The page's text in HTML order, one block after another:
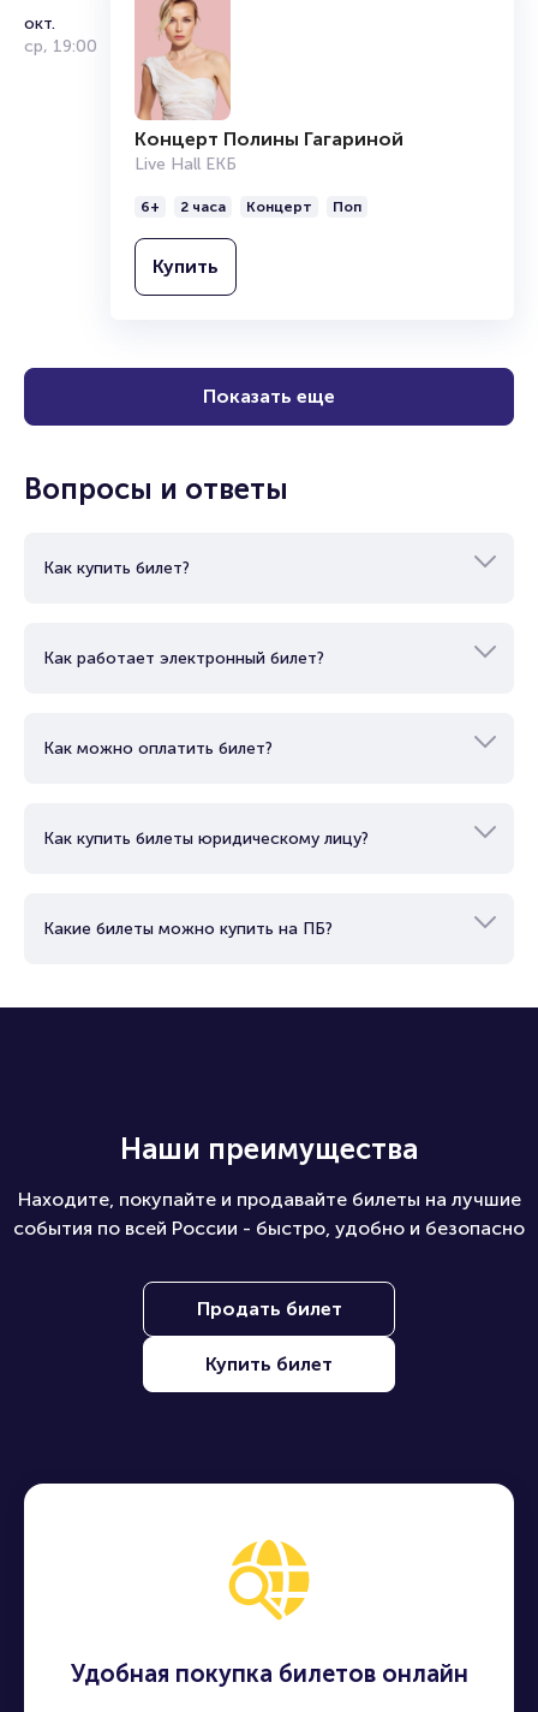
окт.
ср, 19:00
Концерт Полины Гагариной
Live Hall ЕКБ
6+ 2 часа Концерт Поп
Купить
Показать еще
Вопросы и ответы
Как купить билет?
Как работает электронный билет?
Как можно оплатить билет?
Как купить билеты юридическому лицу?
Какие билеты можно купить на ПБ?
Наши преимущества
Находите, покупайте и продавайте билеты на лучшие
события по всей России - быстро, удобно и безопасно
Продать билет
Купить билет
Удобная покупка билетов онлайн